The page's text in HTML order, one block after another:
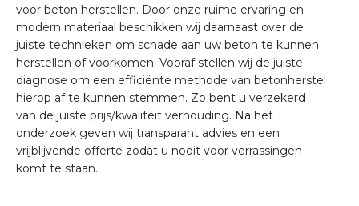
voor beton herstellen. Door onze ruime ervaring en
modern materiaal beschikken wij daarnaast over de
juiste technieken om schade aan uw beton te kunnen
herstellen of voorkomen. Vooraf stellen wij de juiste
diagnose om een efficiënte methode van betonherstel
hierop af te kunnen stemmen. Zo bent u verzekerd
van de juiste prijs/kwaliteit verhouding. Na het
onderzoek geven wij transparant advies en een
vrijblijvende offerte zodat u nooit voor verrassingen
komt te staan.